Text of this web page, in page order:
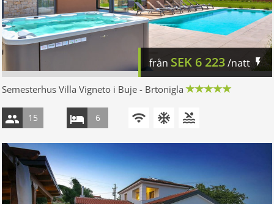
från SEK 6 223/natt
Semesterhus Villa Vigneto i Buje - Brtonigla
15 6